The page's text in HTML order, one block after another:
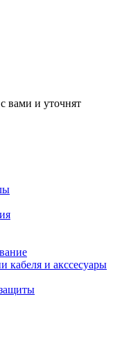
вами и уточнят
кабеля и акссесуары